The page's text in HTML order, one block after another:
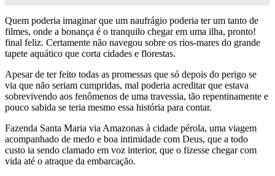
Quem poderia imaginar que um naufrágio poderia ter um tanto de
filmes, onde a bonança é o tranquilo chegar em uma ilha, pronto!
final feliz. Certamente não navegou sobre os rios-mares do grande
tapete aquático que corta cidades e florestas.
Apesar de ter feito todas as promessas que só depois do perigo se
via que não seriam cumpridas, mal poderia acreditar que estava
sobrevivendo aos fenômenos de uma travessia, tão repentinamente e
pouco sabida se teria mesmo essa história para contar.
Fazenda Santa Maria via Amazonas à cidade pérola, uma viagem
acompanhado de medo e boa intimidade com Deus, que a todo
custo ia sendo clamado em voz interior, que o fizesse chegar com
vida até o atraque da embarcação.